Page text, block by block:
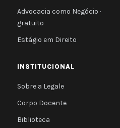
Advocacia como Negócio ·
gratuito
Estágio em Direito
INSTITUCIONAL
Sobre a Legale
Corpo Docente
Biblioteca